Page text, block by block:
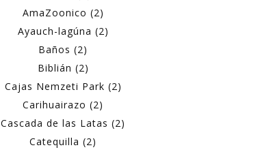
AmaZoonico (2)
Ayauch-lagúna (2)
Baños (2)
Biblián (2)
Cajas Nemzeti Park (2)
Carihuairazo (2)
Cascada de las Latas (2)
Catequilla (2)